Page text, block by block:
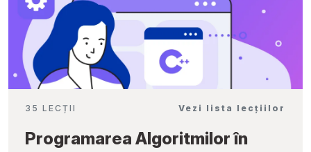
35 LECȚII Vezi lista lecțiilor
Programarea Algoritmilor în